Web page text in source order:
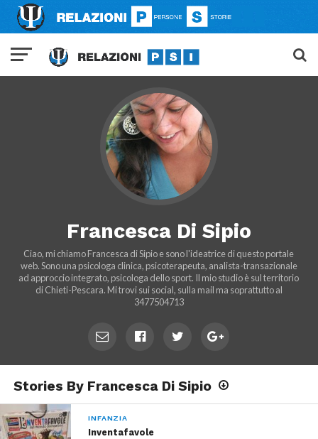
Francesca Di Sipio
Ciao, mi chiamo Francesca di Sipio e sono l'ideatrice di questo portale
web. Sono una psicologa clinica, psicoterapeuta, analista-transazionale
ad approccio integrato, psicologa dello sport. Il mio studio è sul territorio
di Chieti-Pescara. Mi trovi sui social, sulla mail ma soprattutto al
3477504713
Stories By Francesca Di Sipio
INFANZIA
Inventafavole